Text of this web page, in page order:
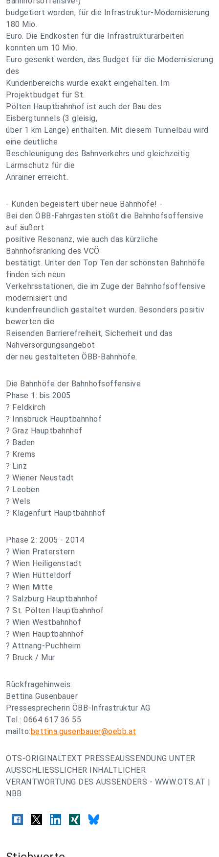
budgetiert worden, für die Infrastruktur-Modernisierung
180 Mio.
Euro. Die Endkosten für die Infrastrukturarbeiten
konnten um 10 Mio.
Euro gesenkt werden, das Budget für die Modernisierung
des
Kundenbereichs wurde exakt eingehalten. Im
Projektbudget für St.
Pölten Hauptbahnhof ist auch der Bau des
Eisbergtunnels (3 gleisig,
über 1 km Länge) enthalten. Mit diesem Tunnelbau wird
eine deutliche
Beschleunigung des Bahnverkehrs und gleichzeitig
Lärmschutz für die
Anrainer erreicht.
- Kunden begeistert über neue Bahnhöfe! -
Bei den ÖBB-Fahrgästen stößt die Bahnhofsoffensive
auf äußert
positive Resonanz, wie auch das kürzliche
Bahnhofsranking des VCÖ
bestätigt. Unter den Top Ten der schönsten Bahnhöfe
finden sich neun
Verkehrsstationen, die im Zuge der Bahnhofsoffensive
modernisiert und
kundenfreundlich gestaltet wurden. Besonders positiv
bewerten die
Reisenden Barrierefreiheit, Sicherheit und das
Nahversorgungsangebot
der neu gestalteten ÖBB-Bahnhöfe.
Die Bahnhöfe der Bahnhofsoffensive
Phase 1: bis 2005
? Feldkirch
? Innsbruck Hauptbahnhof
? Graz Hauptbahnhof
? Baden
? Krems
? Linz
? Wiener Neustadt
? Leoben
? Wels
? Klagenfurt Hauptbahnhof
Phase 2: 2005 - 2014
? Wien Praterstern
? Wien Heiligenstadt
? Wien Hütteldorf
? Wien Mitte
? Salzburg Hauptbahnhof
? St. Pölten Hauptbahnhof
? Wien Westbahnhof
? Wien Hauptbahnhof
? Attnang-Puchheim
? Bruck / Mur
Rückfragehinweis:
Bettina Gusenbauer
Pressesprecherin ÖBB-Infrastruktur AG
Tel.: 0664 617 36 55
mailto:bettina.gusenbauer@oebb.at
OTS-ORIGINALTEXT PRESSEAUSSENDUNG UNTER
AUSSCHLIESSLICHER INHALTLICHER
VERANTWORTUNG DES AUSSENDERS - WWW.OTS.AT |
NBB